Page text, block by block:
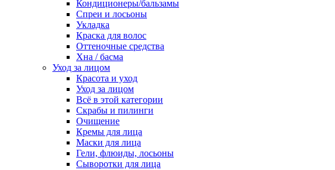
Кондиционеры/бальзамы
Спреи и лосьоны
Укладка
Краска для волос
Оттеночные средства
Хна / басма
Уход за лицом
Красота и уход
Уход за лицом
Всё в этой категории
Скрабы и пилинги
Очищение
Кремы для лица
Маски для лица
Гели, флюиды, лосьоны
Сыворотки для лица